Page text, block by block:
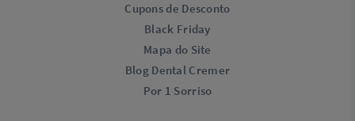
Cupons de Desconto
Black Friday
Mapa do Site
Blog Dental Cremer
Por 1 Sorriso